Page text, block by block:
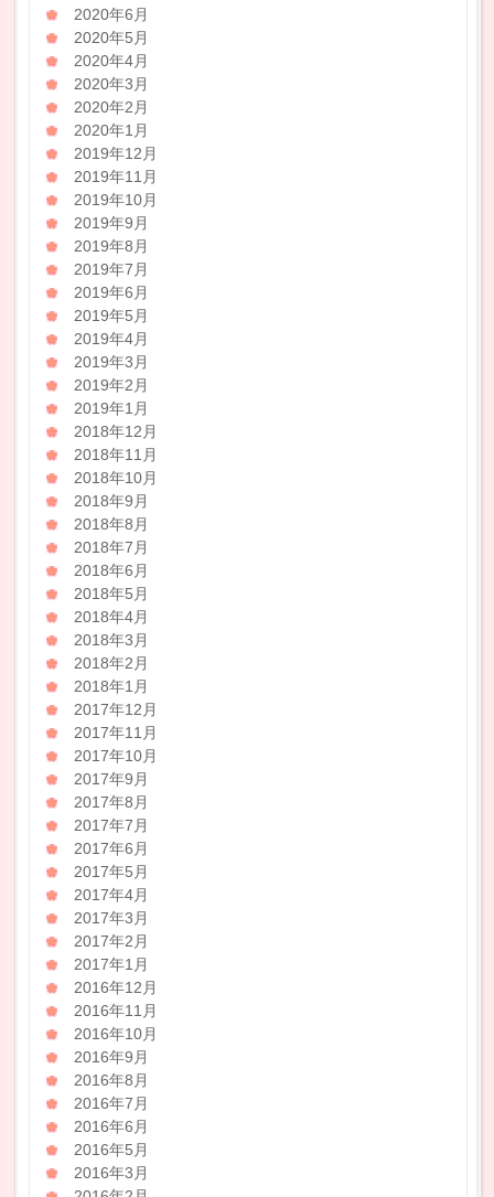
2020年6月
2020年5月
2020年4月
2020年3月
2020年2月
2020年1月
2019年12月
2019年11月
2019年10月
2019年9月
2019年8月
2019年7月
2019年6月
2019年5月
2019年4月
2019年3月
2019年2月
2019年1月
2018年12月
2018年11月
2018年10月
2018年9月
2018年8月
2018年7月
2018年6月
2018年5月
2018年4月
2018年3月
2018年2月
2018年1月
2017年12月
2017年11月
2017年10月
2017年9月
2017年8月
2017年7月
2017年6月
2017年5月
2017年4月
2017年3月
2017年2月
2017年1月
2016年12月
2016年11月
2016年10月
2016年9月
2016年8月
2016年7月
2016年6月
2016年5月
2016年3月